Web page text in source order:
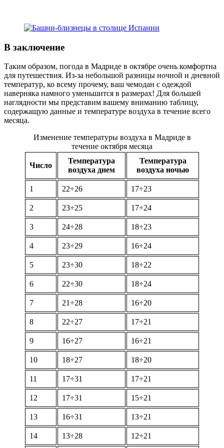
В заключение
Таким образом, погода в Мадриде в октябре очень комфортна
для путешествия. Из-за небольшой разницы ночной и дневной
температур, ко всему прочему, ваш чемодан с одеждой
наверняка намного уменьшится в размерах! Для большей
наглядности мы представим вашему вниманию таблицу,
содержащую данные и температуре воздуха в течение всего
месяца.
Изменение температуры воздуха в Мадриде в
течение октября месяца
Число
Температура
воздуха днем
Температура
воздуха ночью
1 22÷26 17÷23
2 23÷25 17÷24
3 24÷28 18÷23
4 23÷29 16÷24
5 23÷30 18÷22
6 22÷30 18÷24
7 21÷28 16÷20
8 22÷27 17÷21
9 16÷27 16÷21
10 18÷27 18÷20
11 17÷31 17÷21
12 17÷31 15÷21
13 16÷31 13÷21
14 13÷28 12÷21